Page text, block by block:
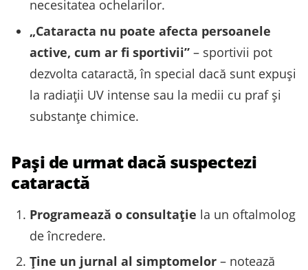
necesitatea ochelarilor.
„Cataracta nu poate afecta persoanele
active, cum ar fi sportivii” – sportivii pot
dezvolta cataractă, în special dacă sunt expuşi
la radiaţii UV intense sau la medii cu praf şi
substanţe chimice.
Paşi de urmat dacă suspectezi
cataractă
Programează o consultaţie la un oftalmolog
de încredere.
Ține un jurnal al simptomelor – notează